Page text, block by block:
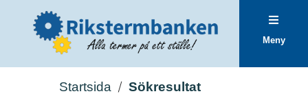
Meny
Startsida Sökresultat